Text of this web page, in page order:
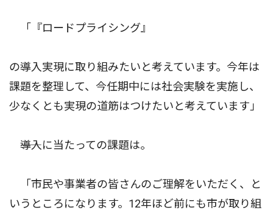
「『ロードプライシング』
の導入実現に取り組みたいと考えています。今年は
課題を整理して、今任期中には社会実験を実施し、
少なくとも実現の道筋はつけたいと考えています」
――導入に当たっての課題は。
「市民や事業者の皆さんのご理解をいただく、と
いうところになります。12年ほど前にも市が取り組